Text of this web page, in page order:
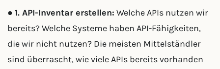
● 1. API-Inventar erstellen: Welche APIs nutzen wir
bereits? Welche Systeme haben API-Fähigkeiten,
die wir nicht nutzen? Die meisten Mittelständler
sind überrascht, wie viele APIs bereits vorhanden